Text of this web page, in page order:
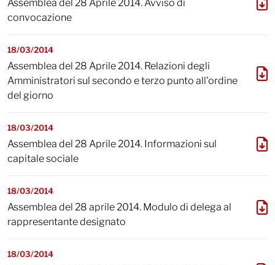
Assemblea del 28 Aprile 2014. Avviso di
convocazione
18/03/2014
Assemblea del 28 Aprile 2014. Relazioni degli
Amministratori sul secondo e terzo punto all'ordine
del giorno
18/03/2014
Assemblea del 28 Aprile 2014. Informazioni sul
capitale sociale
18/03/2014
Assemblea del 28 aprile 2014. Modulo di delega al
rappresentante designato
18/03/2014